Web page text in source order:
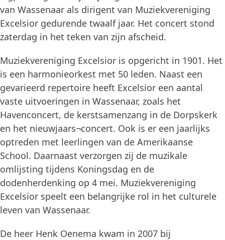
van Wassenaar als dirigent van Muziekvereniging
Excelsior gedurende twaalf jaar. Het concert stond
zaterdag in het teken van zijn afscheid.
Muziekvereniging Excelsior is opgericht in 1901. Het
is een harmonieorkest met 50 leden. Naast een
gevarieerd repertoire heeft Excelsior een aantal
vaste uitvoeringen in Wassenaar, zoals het
Havenconcert, de kerstsamenzang in de Dorpskerk
en het nieuwjaars¬concert. Ook is er een jaarlijks
optreden met leerlingen van de Amerikaanse
School. Daarnaast verzorgen zij de muzikale
omlijsting tijdens Koningsdag en de
dodenherdenking op 4 mei. Muziekvereniging
Excelsior speelt een belangrijke rol in het culturele
leven van Wassenaar.
De heer Henk Oenema kwam in 2007 bij